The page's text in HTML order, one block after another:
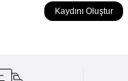
Kaydını Oluştur